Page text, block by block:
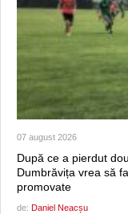
07 august 2026
După ce a pierdut
Dumbrăvița vrea să
promovate
de: Daniel Neacșu